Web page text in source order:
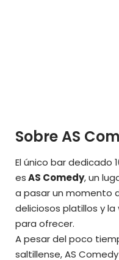
Sobre AS
El único bar dedicado
esAS Comedy, un
a pasar un momento
deliciosos platillos y
para ofrecer.
A pesar del poco
saltillense, AS